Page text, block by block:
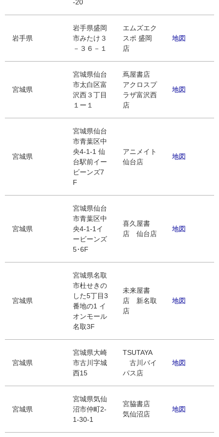
-20
岩手県
岩手県盛岡
市みたけ３
－３６－１
エムズエク
スポ 盛岡
店
地図
宮城県
宮城県仙台
市太白区富
沢西３丁目
１ー１
蔦屋書店
アクロスプ
ラザ富沢西
店
地図
宮城県
宮城県仙台
市青葉区中
央4-1-1 仙
台駅前イー
ビーンズ7
F
アニメイト
仙台店
地図
宮城県
宮城県仙台
市青葉区中
央4-1-1イ
ービーンズ
5･6F
喜久屋書
店 仙台店
地図
宮城県
宮城県名取
市杜せきの
した5丁目3
番地の1 イ
オンモール
名取3F
未来屋書
店 新名取
店
地図
宮城県
宮城県大崎
市古川字城
西15
TSUTAYA
古川バイ
パス店
地図
宮城県
宮城県気仙
沼市仲町2-
1-30-1
宮脇書店
気仙沼店
地図